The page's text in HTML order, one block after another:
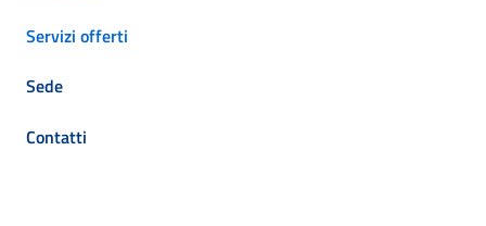
Servizi offerti
Sede
Contatti